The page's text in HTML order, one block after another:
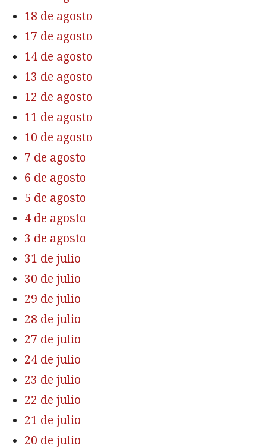
18 de agosto
17 de agosto
14 de agosto
13 de agosto
12 de agosto
11 de agosto
10 de agosto
7 de agosto
6 de agosto
5 de agosto
4 de agosto
3 de agosto
31 de julio
30 de julio
29 de julio
28 de julio
27 de julio
24 de julio
23 de julio
22 de julio
21 de julio
20 de julio